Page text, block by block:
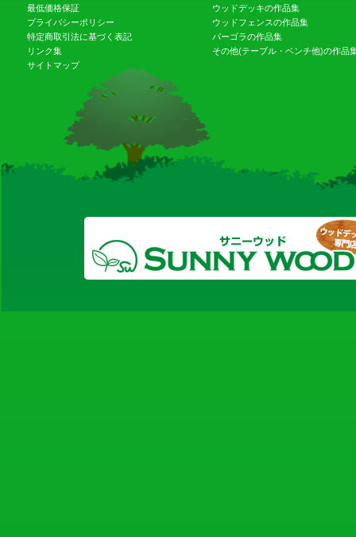
最低価格保証
プライバシーポリシー
特定商取引法に基づく表記
リンク集
サイトマップ
ウッドデッキの作品集
ウッドフェンスの作品集
パーゴラの作品集
その他(テーブル・ベンチ他)の作品